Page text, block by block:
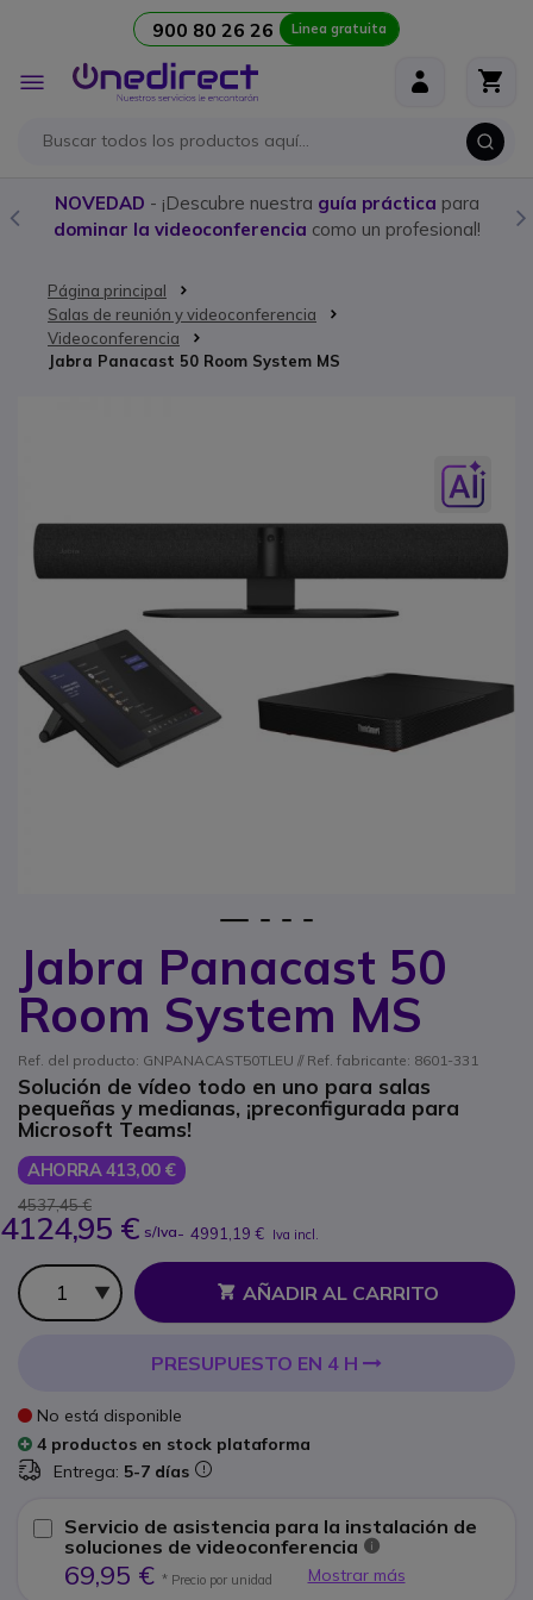
900 80 26 26 Linea gratuita
Toggle
Nav
NOVEDAD- ¡Descubre nuestraguía prácticapara
dominar la videoconferenciacomo un profesional!
Página principal
Salas de reunión y videoconferencia
Videoconferencia
Jabra Panacast 50 Room System MS
Jabra Panacast 50
Room System MS
Ref. del producto: GNPANACAST50TLEU // Ref. fabricante: 8601-331
Solución de vídeo todo en uno para salas
pequeñas y medianas, ¡preconfigurada para
Microsoft Teams!
AHORRA 413,00 €
4537,45 €
4124,95 € s/Iva- 4991,19 € Iva incl.
Cantidad
AÑADIR AL CARRITO
PRESUPUESTO EN 4 H
No está disponible
4 productos en stock plataforma
Entrega: 5-7 días
Servicio de asistencia para la instalación de
soluciones de videoconferencia
69,95 € * Precio por unidad Mostrar más
Saltar al comienzo de la galería de imágenes